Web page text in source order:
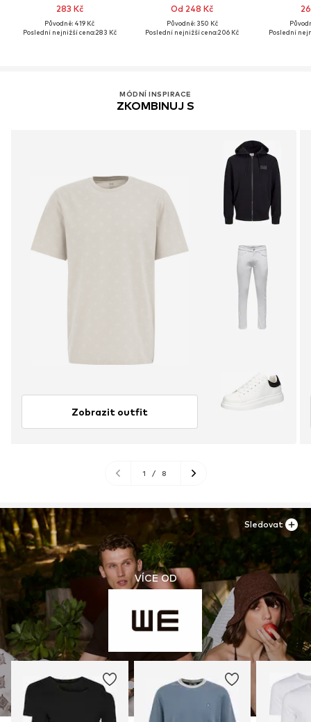
283 Kč
Původně: 419 Kč
Poslední nejnižší cena:283 Kč
Od 248 Kč
Původně: 350 Kč
Poslední nejnižší cena:206 Kč
Poslední
MÓDNÍ INSPIRACE
ZKOMBINUJ S
Zobrazit outfit
1 / 8
VÍCE OD
Sledovat